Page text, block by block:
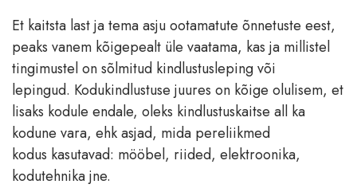
Et kaitsta last ja tema asju ootamatute õnnetuste eest,
peaks vanem kõigepealt üle vaatama, kas ja millistel
tingimustel on sõlmitud kindlustusleping või
lepingud. Kodukindlustuse juures on kõige olulisem, et
lisaks kodule endale, oleks kindlustuskaitse all ka
kodune vara, ehk asjad, mida pereliikmed
kodus kasutavad: mööbel, riided, elektroonika,
kodutehnika jne.